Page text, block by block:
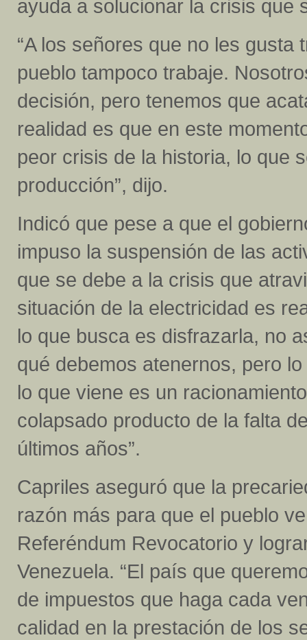
ayuda a solucionar la crisis que
“A los señores que no les
pueblo tampoco trabaje.
decisión, pero tenemos que
realidad es que en este
peor crisis de la historia, lo que
producción”, dijo.
Indicó que pese a que el
impuso la suspensión de las
que se debe a la crisis que
situación de la electricidad es
lo que busca es disfrazarla, no
qué debemos atenernos, pero
lo que viene es un
colapsado producto de la falta
últimos años”.
Capriles aseguró que la
razón más para que el pueblo
Referéndum Revocatorio y
Venezuela. “El país que
de impuestos que haga cada
calidad en la prestación de los